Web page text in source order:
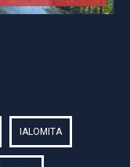
IALOMITA